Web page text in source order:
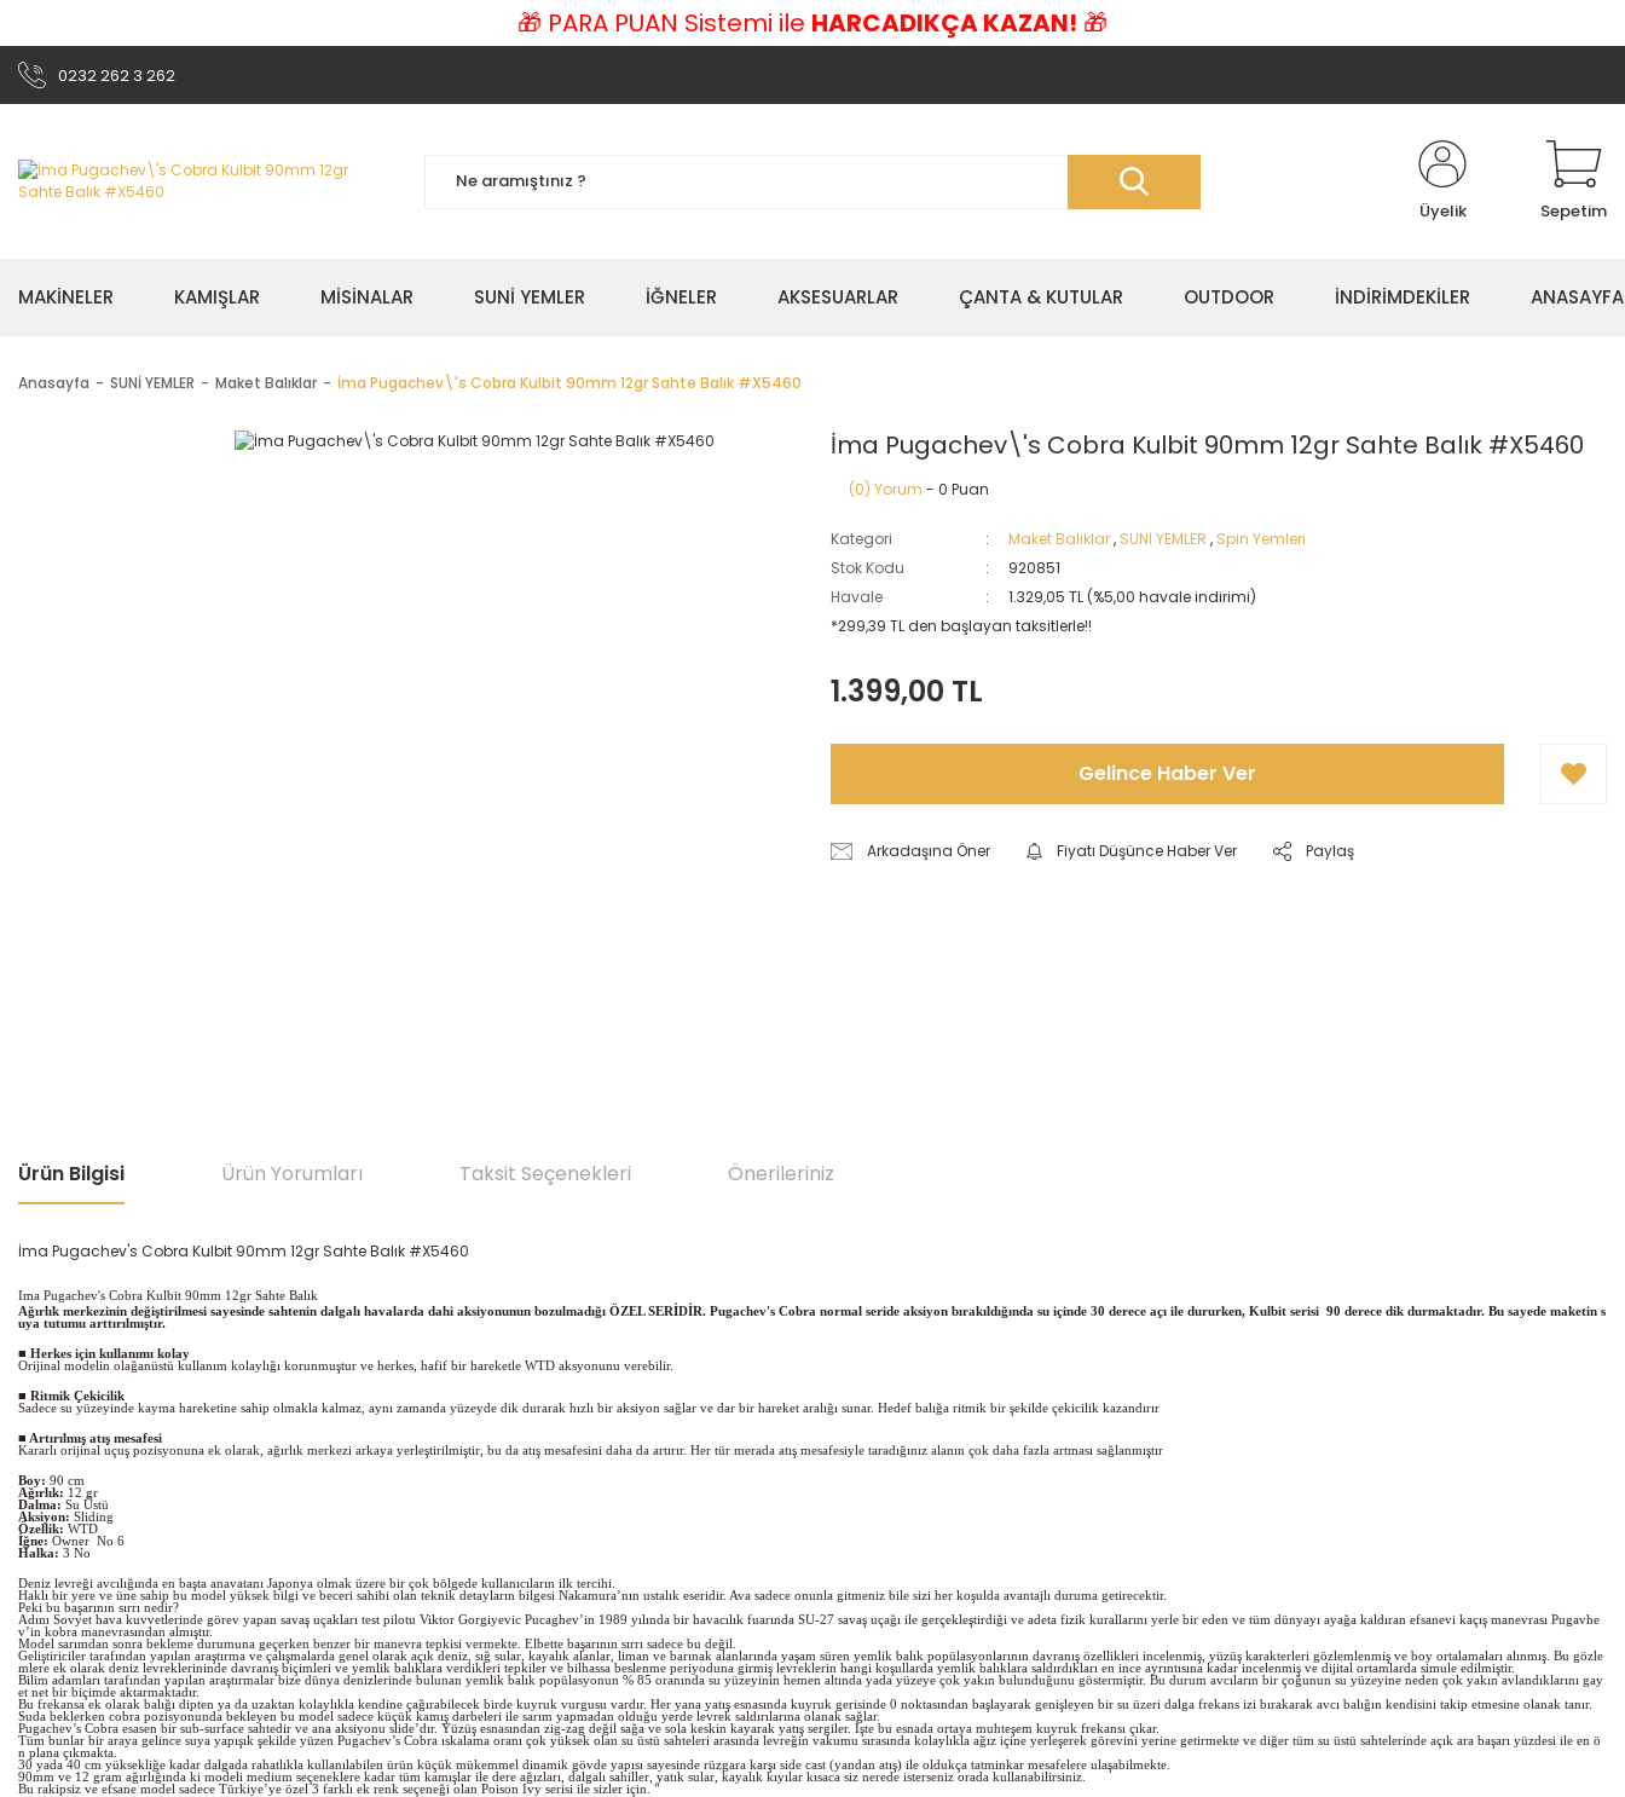
🎁 PARA PUAN Sistemi ile HARCADIKÇA KAZAN! 🎁
0232 262 3 262
Üyelik Sepetim
MAKİNELER KAMIŞLAR MİSİNALAR SUNİ YEMLER İĞNELER AKSESUARLAR ÇANTA & KUTULAR OUTDOOR İNDİRİMDEKİLER ANASAYFA
Anasayfa SUNİ YEMLER Maket Balıklar İma Pugachev\'s Cobra Kulbit 90mm 12gr Sahte Balık #X5460
İma Pugachev\'s Cobra Kulbit 90mm 12gr Sahte Balık #X5460
(0) Yorum - 0 Puan
Kategori Maket Balıklar, SUNİ YEMLER , Spin Yemleri
Stok Kodu
920851
Havale
1.329,05 TL (%5,00 havale indirimi)
*299,39 TL den başlayan taksitlerle!!
1.399,00 TL
Gelince Haber Ver
Arkadaşına Öner Fiyatı Düşünce Haber Ver Paylaş
Ürün Bilgisi Ürün Yorumları Taksit Seçenekleri Önerileriniz
İma Pugachev's Cobra Kulbit 90mm 12gr Sahte Balık #X5460
Ima Pugachev's Cobra Kulbit 90mm 12gr Sahte Balık
Ağırlık merkezinin değiştirilmesi sayesinde sahtenin dalgalı havalarda dahi aksiyonunun bozulmadığı ÖZEL SERİDİR. Pugachev's Cobra normal seride aksiyon bırakıldığında su içinde 30 derece açı ile dururken, Kulbit serisi 90 derece dik durmaktadır. Bu sayede maketin s
uya tutumu arttırılmıştır.
■ Herkes için kullanımı kolay
Orijinal modelin olağanüstü kullanım kolaylığı korunmuştur ve herkes, hafif bir hareketle WTD aksyonunu verebilir.
■ Ritmik Çekicilik
Sadece su yüzeyinde kayma hareketine sahip olmakla kalmaz, aynı zamanda yüzeyde dik durarak hızlı bir aksiyon sağlar ve dar bir hareket aralığı sunar. Hedef balığa ritmik bir şekilde çekicilik kazandırır
■ Artırılmış atış mesafesi
Kararlı orijinal uçuş pozisyonuna ek olarak, ağırlık merkezi arkaya yerleştirilmiştir, bu da atış mesafesini daha da artırır. Her tür merada atış mesafesiyle taradığınız alanın çok daha fazla artması sağlanmıştır
Boy: 90 cm
Ağırlık: 12 gr
Dalma: Su Üstü
Aksiyon: Sliding
Özellik: WTD
İğne: Owner No 6
Halka: 3 No
Deniz levreği avcılığında en başta anavatanı Japonya olmak üzere bir çok bölgede kullanıcıların ilk tercihi.
Haklı bir yere ve üne sahip bu model yüksek bilgi ve beceri sahibi olan teknik detayların bilgesi Nakamura’nın ustalık eseridir. Ava sadece onunla gitmeniz bile sizi her koşulda avantajlı duruma getirecektir.
Peki bu başarının sırrı nedir?
Adını Sovyet hava kuvvetlerinde görev yapan savaş uçakları test pilotu Viktor Gorgiyevic Pucaghev’in 1989 yılında bir havacılık fuarında SU-27 savaş uçağı ile gerçekleştirdiği ve adeta fizik kurallarını yerle bir eden ve tüm dünyayı ayağa kaldıran efsanevi kaçış manevrası Pugavhe
v’in kobra manevrasından almıştır.
Model sarımdan sonra bekleme durumuna geçerken benzer bir manevra tepkisi vermekte. Elbette başarının sırrı sadece bu değil.
Geliştiriciler tarafından yapılan araştırma ve çalışmalarda genel olarak açık deniz, sığ sular, kayalık alanlar, liman ve barınak alanlarında yaşam süren yemlik balık popülasyonlarının davranış özellikleri incelenmiş, yüzüş karakterleri gözlemlenmiş ve boy ortalamaları alınmış. Bu gözle
mlere ek olarak deniz levreklerininde davranış biçimleri ve yemlik balıklara verdikleri tepkiler ve bilhassa beslenme periyoduna girmiş levreklerin hangi koşullarda yemlik balıklara saldırdıkları en ince ayrıntısına kadar incelenmiş ve dijital ortamlarda simule edilmiştir.
Bilim adamları tarafından yapılan araştırmalar bize dünya denizlerinde bulunan yemlik balık popülasyonun % 85 oranında su yüzeyinin hemen altında yada yüzeye çok yakın bulunduğunu göstermiştir. Bu durum avcıların bir çoğunun su yüzeyine neden çok yakın avlandıklarını gay
et net bir biçimde aktarmaktadır.
Bu frekansa ek olarak balığı dipten ya da uzaktan kolaylıkla kendine çağırabilecek birde kuyruk vurgusu vardır. Her yana yatış esnasında kuyruk gerisinde 0 noktasından başlayarak genişleyen bir su üzeri dalga frekans izi bırakarak avcı balığın kendisini takip etmesine olanak tanır.
Suda beklerken cobra pozisyonunda bekleyen bu model sadece küçük kamış darbeleri ile sarım yapmadan olduğu yerde levrek saldırılarına olanak sağlar.
Pugachev’s Cobra esasen bir sub-surface sahtedir ve ana aksiyonu slide’dır. Yüzüş esnasından zig-zag değil sağa ve sola keskin kayarak yatış sergiler. İşte bu esnada ortaya muhteşem kuyruk frekansı çıkar.
Tüm bunlar bir araya gelince suya yapışık şekilde yüzen Pugachev’s Cobra ıskalama oranı çok yüksek olan su üstü sahteleri arasında levreğin vakumu sırasında kolaylıkla ağız içine yerleşerek görevini yerine getirmekte ve diğer tüm su üstü sahtelerinde açık ara başarı yüzdesi ile en ö
n plana çıkmakta.
30 yada 40 cm yüksekliğe kadar dalgada rahatlıkla kullanılabilen ürün küçük mükemmel dinamik gövde yapısı sayesinde rüzgara karşı side cast (yandan atış) ile oldukça tatminkar mesafelere ulaşabilmekte.
90mm ve 12 gram ağırlığında ki modeli medium seçeneklere kadar tüm kamışlar ile dere ağızları, dalgalı sahiller, yatık sular, kayalık kıyılar kısaca siz nerede isterseniz orada kullanabilirsiniz.
Bu rakipsiz ve efsane model sadece Türkiye’ye özel 3 farklı ek renk seçeneği olan Poison Ivy serisi ile sizler için. "